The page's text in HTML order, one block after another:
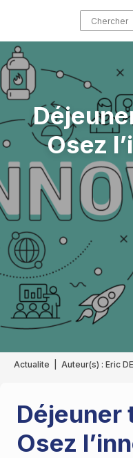
Osez
Actualite Auteur(s) : Eric
Déjeuner
Osez